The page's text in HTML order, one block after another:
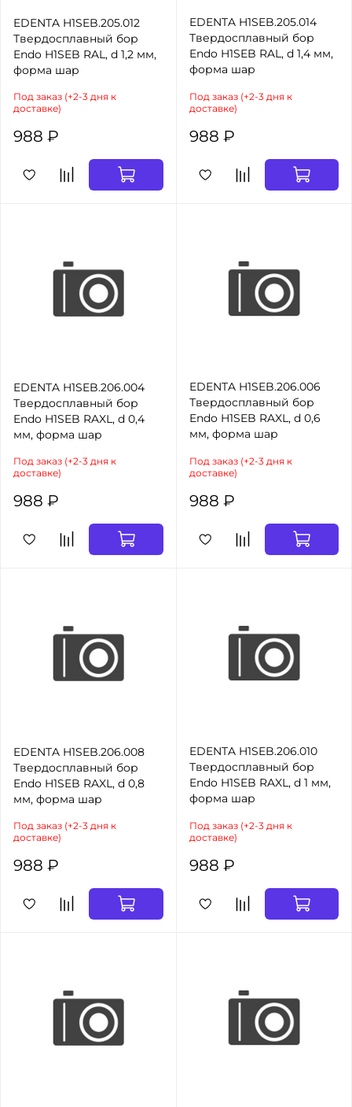
EDENTA H1SEB.205.012
Твердосплавный бор
Endo H1SEB RAL, d 1,2 мм,
форма шар
Под заказ (+2-3 дня к
доставке)
988 ₽
EDENTA H1SEB.205.014
Твердосплавный бор
Endo H1SEB RAL, d 1,4 мм,
форма шар
Под заказ (+2-3 дня к
доставке)
988 ₽
EDENTA H1SEB.206.004
Твердосплавный бор
Endo H1SEB RAXL, d 0,4
мм, форма шар
Под заказ (+2-3 дня к
доставке)
988 ₽
EDENTA H1SEB.206.006
Твердосплавный бор
Endo H1SEB RAXL, d 0,6
мм, форма шар
Под заказ (+2-3 дня к
доставке)
988 ₽
EDENTA H1SEB.206.008
Твердосплавный бор
Endo H1SEB RAXL, d 0,8
мм, форма шар
Под заказ (+2-3 дня к
доставке)
988 ₽
EDENTA H1SEB.206.010
Твердосплавный бор
Endo H1SEB RAXL, d 1 мм,
форма шар
Под заказ (+2-3 дня к
доставке)
988 ₽